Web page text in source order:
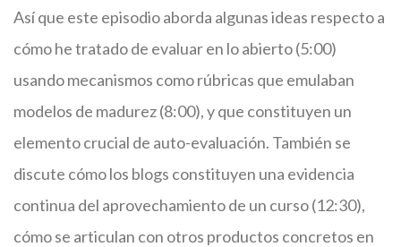
Así que este episodio aborda algunas ideas respecto a
cómo he tratado de evaluar en lo abierto (5:00)
usando mecanismos como rúbricas que emulaban
modelos de madurez (8:00), y que constituyen un
elemento crucial de auto-evaluación. También se
discute cómo los blogs constituyen una evidencia
continua del aprovechamiento de un curso (12:30),
cómo se articulan con otros productos concretos en